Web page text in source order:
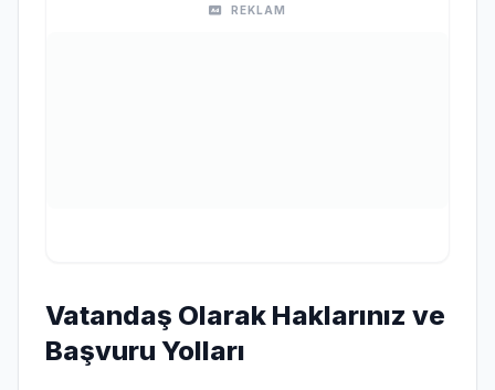
REKLAM
Vatandaş Olarak Haklarınız ve
Başvuru Yolları